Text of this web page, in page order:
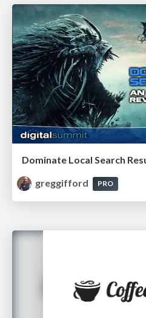
greggifford
PRO